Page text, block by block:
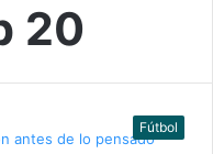
20
Fútbol